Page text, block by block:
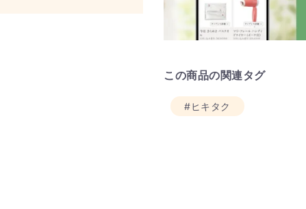
この商品の関連タグ
#ヒキタク